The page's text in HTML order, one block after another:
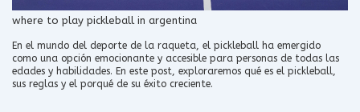
where to play pickleball in argentina
En el mundo del deporte de la raqueta, el pickleball ha emergido
como una opción emocionante y accesible para personas de todas las
edades y habilidades. En este post, exploraremos qué es el pickleball,
sus reglas y el porqué de su éxito creciente.